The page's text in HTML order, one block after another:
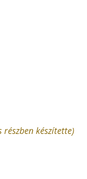
részben készítette)